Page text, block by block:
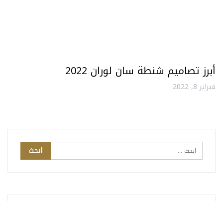
أبرز تصاميم شنطة سان لوران 2022
فبراير 8, 2022